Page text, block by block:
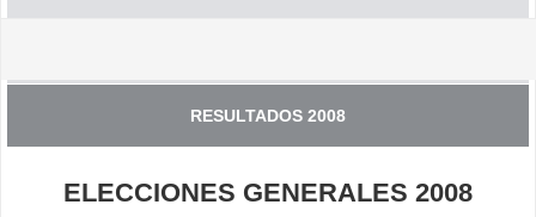
RESULTADOS 2008
ELECCIONES GENERALES 2008